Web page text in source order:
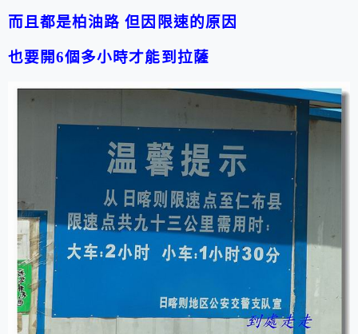
而且都是柏油路但因限速的原因
也要開6個多小時才能到拉薩